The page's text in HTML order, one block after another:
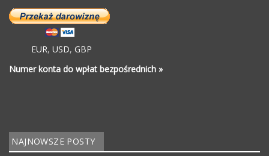
EUR, USD, GBP
Numer konta do wpłat bezpośrednich »
NAJNOWSZE POSTY